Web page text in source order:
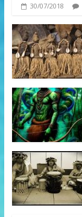
30/07/2018